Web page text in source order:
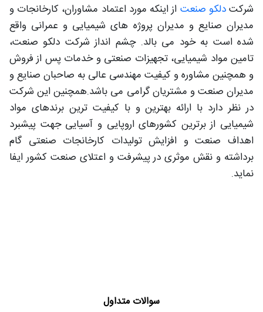
شرکتدلکو صنعت از اینکه مورد اعتماد مشاوران، کارخانجات و
مدیران صنایع و مدیران پروژه های شیمیایی و عمرانی واقع
شده است به خود می بالد. چشم انداز شرکت دلکو صنعت،
تامین مواد شیمیایی، تجهیزات صنعتی و خدمات پس از فروش
و همچنین مشاوره و کیفیت مهندسی عالی به صاحبان صنایع و
مدیران صنعت و مشتریان گرامی می باشد.همچنین این شرکت
در نظر دارد با ارائه بهترین و با کیفیت ترین برندهای مواد
شیمیایی از برترین کشورهای اروپایی و آسیایی جهت پیشبرد
اهداف صنعت و افزایش تولیدات کارخانجات صنعتی گام
برداشته و نقش موثری در پیشرفت و اعتلای صنعت کشور ایفا
نماید.
سوالات متداول